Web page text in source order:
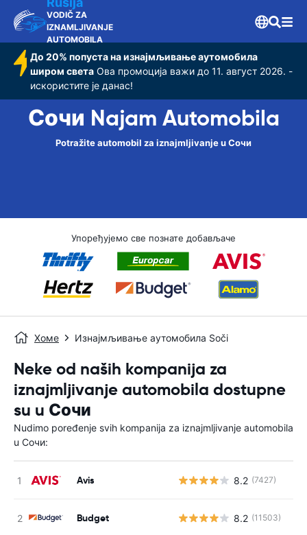
VODIČ ZA
IZNAMLJIVANJE
AUTOMOBILA
До 20% попуста на изнајмљивање аутомобила
широм света Ова промоција важи до 11. август 2026. -
искористите је данас!
Сочи Najam Automobila
Potražite automobil za iznajmljivanje u Сочи
Упоређујемо све познате добављаче
Хоме Изнајмљивање аутомобила Soči
Neke od naših kompanija za
iznajmljivanje automobila dostupne
su u Сочи
Nudimo poređenje svih kompanija za iznajmljivanje automobila
u Сочи:
Avis 8.2 (7427)
Budget 8.2 (11503)